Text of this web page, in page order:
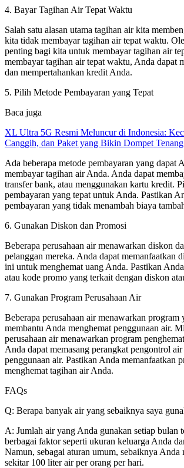
4. Bayar Tagihan Air Tepat Waktu
Salah satu alasan utama tagihan air kita
kita tidak membayar tagihan air tepat waktu.
penting bagi kita untuk membayar tagihan air
membayar tagihan air tepat waktu, Anda dapat
dan mempertahankan kredit Anda.
5. Pilih Metode Pembayaran yang Tepat
Baca juga
XL Ultra 5G Resmi Meluncur di Indonesia:
Canggih, dan Paket yang Bikin Dompet
Ada beberapa metode pembayaran yang dapat
membayar tagihan air Anda. Anda dapat
transfer bank, atau menggunakan kartu kredit.
pembayaran yang tepat untuk Anda. Pastikan
pembayaran yang tidak menambah biaya
6. Gunakan Diskon dan Promosi
Beberapa perusahaan air menawarkan diskon
pelanggan mereka. Anda dapat memanfaatkan
ini untuk menghemat uang Anda. Pastikan
atau kode promo yang terkait dengan diskon
7. Gunakan Program Perusahaan Air
Beberapa perusahaan air menawarkan program
membantu Anda menghemat penggunaan air.
perusahaan air menawarkan program
Anda dapat memasang perangkat pengontrol
penggunaan air. Pastikan Anda memanfaatkan
menghemat tagihan air Anda.
FAQs
Q: Berapa banyak air yang sebaiknya saya
A: Jumlah air yang Anda gunakan setiap bulan
berbagai faktor seperti ukuran keluarga Anda
Namun, sebagai aturan umum, sebaiknya Anda
sekitar 100 liter air per orang per hari.